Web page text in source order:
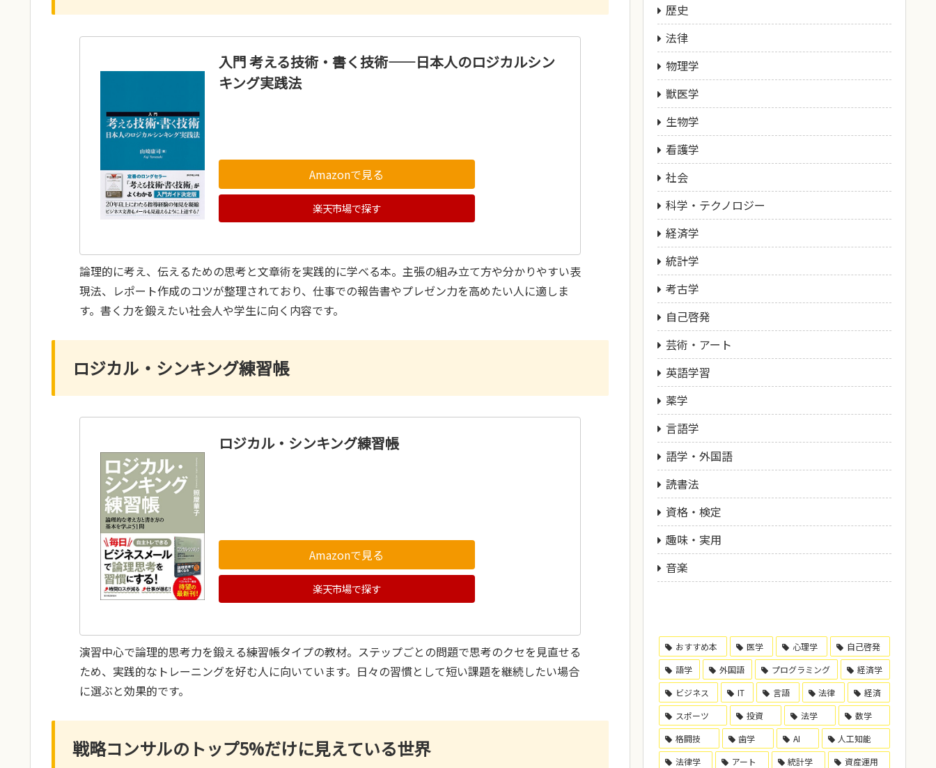
入門 考える技術・書く技術――日本人のロジカルシン
キング実践法
Amazonで見る
楽天市場で探す
論理的に考え、伝えるための思考と文章術を実践的に学べる本。主張の組み立て方や分かりやすい表
現法、レポート作成のコツが整理されており、仕事での報告書やプレゼン力を高めたい人に適しま
す。書く力を鍛えたい社会人や学生に向く内容です。
ロジカル・シンキング練習帳
ロジカル・シンキング練習帳
Amazonで見る
楽天市場で探す
演習中心で論理的思考力を鍛える練習帳タイプの教材。ステップごとの問題で思考のクセを見直せる
ため、実践的なトレーニングを好む人に向いています。日々の習慣として短い課題を継続したい場合
に選ぶと効果的です。
戦略コンサルのトップ5%だけに見えている世界
歴史
法律
物理学
獣医学
生物学
看護学
社会
科学・テクノロジー
経済学
統計学
考古学
自己啓発
芸術・アート
英語学習
薬学
言語学
語学・外国語
読書法
資格・検定
趣味・実用
音楽
おすすめ本 医学 心理学
自己啓発
語学
外国語 プログラミング
経済学
ビジネス
IT 言語 法律
経済
スポーツ
投資 法学
数学
格闘技
歯学 AI
人工知能
法律学
アート 統計学
資産運用